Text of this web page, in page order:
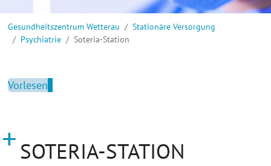
Gesundheitszentrum Wetterau
Stationäre Versorgung
Psychiatrie
Soteria-Station
Vorlesen
SOTERIA-STATION